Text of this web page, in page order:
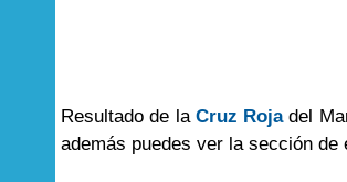
Resultado de la Cruz Rojadel
además puedes ver la sección